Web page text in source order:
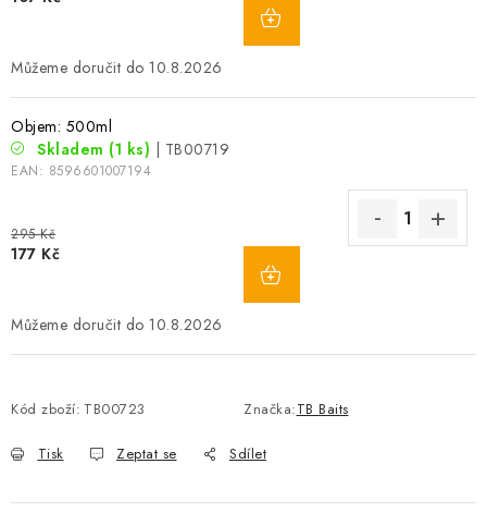
10.8.2026
Objem: 500ml
Skladem (1 ks) | TB00719
EAN: 8596601007194
295 Kč
177 Kč
10.8.2026
Kód zboží: TB00723 Značka:TB Baits
Tisk Zeptat se Sdílet